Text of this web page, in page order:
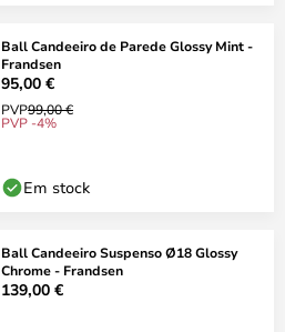
Ball Candeeiro de Parede Glossy Mint -
Frandsen
95,00 €
PVP99,00 €
PVP -4%
Em stock
Ball Candeeiro Suspenso Ø18 Glossy
Chrome - Frandsen
139,00 €